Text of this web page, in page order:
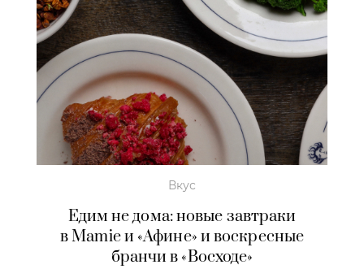
Вкус
Едим не дома: новые завтраки
в Mamie и «Афине» и воскресные
бранчи в «Восходе»